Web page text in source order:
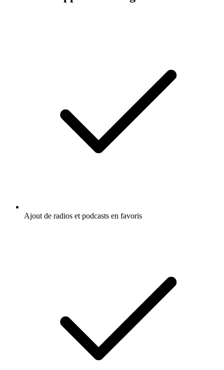
Ajout de radios et podcasts en favoris